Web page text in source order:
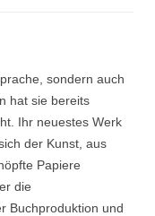
sondern auch
hat sie bereits
Ihr neuestes Werk
der Kunst, aus
Papiere
die
Buchproduktion und